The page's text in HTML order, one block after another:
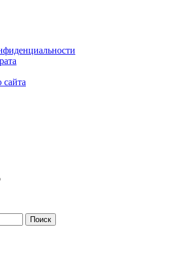
сайта
Поиск